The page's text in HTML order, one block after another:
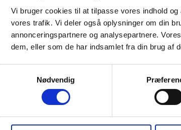
Vi bruger cookies til at tilpasse vores indhold
vores trafik. Vi deler også oplysninger om din
annonceringspartnere og analysepartnere.
dem, eller som de har indsamlet fra din brug af
Nødvendig